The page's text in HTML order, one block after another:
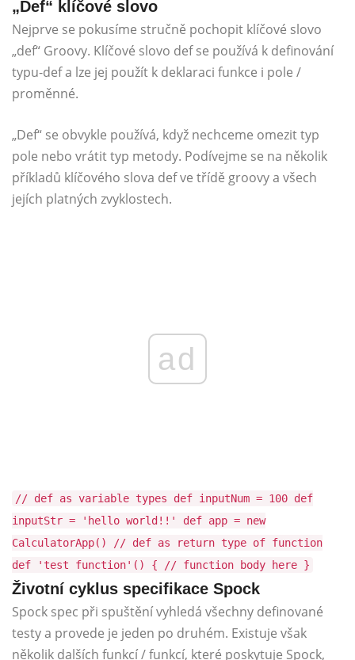
„Def“ klíčové slovo
Nejprve se pokusíme stručně pochopit klíčové slovo
„def“ Groovy. Klíčové slovo def se používá k definování
typu-def a lze jej použít k deklaraci funkce i pole /
proměnné.
„Def“ se obvykle používá, když nechceme omezit typ
pole nebo vrátit typ metody. Podívejme se na několik
příkladů klíčového slova def ve třídě groovy a všech
jejích platných zvyklostech.
ad
// def as variable types def inputNum = 100 def
inputStr = 'hello world!!' def app = new
CalculatorApp() // def as return type of function
def 'test function'() { // function body here }
Životní cyklus specifikace Spock
Spock spec při spuštění vyhledá všechny definované
testy a provede je jeden po druhém. Existuje však
několik dalších funkcí / funkcí, které poskytuje Spock,